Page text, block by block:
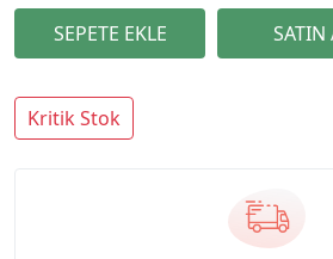
Kritik Stok